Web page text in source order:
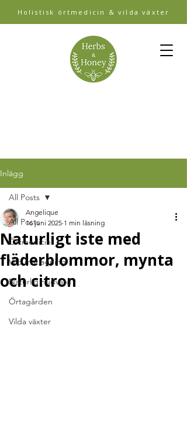
Holistisk örtmedicin & vilda växter
Inlägg
All Posts
Örtmedicin
Vild matlagning
Naturlig hudvård
Örtagården
Vilda växter
All Posts
Naturligt iste med
fläderblommor, mynta
och citron
Angelique
16 juni 2025 1 min läsning